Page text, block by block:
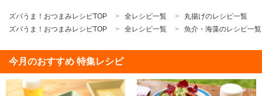
ズバうま！おつまみレシピTOP 全レシピ一覧
丸揚げのレシピ一覧
ズバうま！おつまみレシピTOP
全レシピ一覧 魚介・海藻のレシピ一覧
今月のおすすめ 特集レシピ